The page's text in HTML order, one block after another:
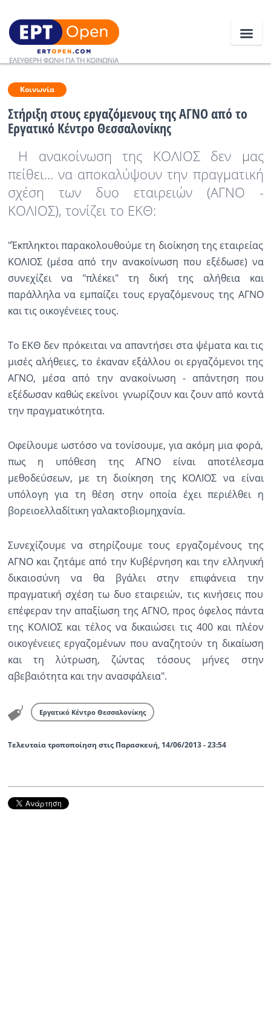
Ειδήσεις
Ελλάδα
Κοινωνία
Πολιτική
Οικονομία
Κόσμος
Ραδιόφωνο LIVE
Εκπομπές
Πολιτισμός
Κοινωνία
Στήριξη στους εργαζόμενους της ΑΓΝΟ από το
Εργατικό Κέντρο Θεσσαλονίκης
Η ανακοίνωση της ΚΟΛΙΟΣ δεν μας
πείθει... να αποκαλύψουν την πραγματική
σχέση των δυο εταιρειών (ΑΓΝΟ -
ΚΟΛΙΟΣ), τονίζει το ΕΚΘ:
"Έκπληκτοι παρακολουθούμε τη διοίκηση της εταιρείας
ΚΟΛΙΟΣ (μέσα από την ανακοίνωση που εξέδωσε) να
συνεχίζει να "πλέκει" τη δική της αλήθεια και
παράλληλα να εμπαίζει τους εργαζόμενους της ΑΓΝΟ
και τις οικογένειες τους.
Το ΕΚΘ δεν πρόκειται να απαντήσει στα ψέματα και τις
μισές αλήθειες, το έκαναν εξάλλου οι εργαζόμενοι της
ΑΓΝΟ, μέσα από την ανακοίνωση - απάντηση που
εξέδωσαν καθώς εκείνοι γνωρίζουν και ζουν από κοντά
την πραγματικότητα.
Οφείλουμε ωστόσο να τονίσουμε, για ακόμη μια φορά,
πως η υπόθεση της ΑΓΝΟ είναι αποτέλεσμα
μεθοδεύσεων, με τη διοίκηση της ΚΟΛΙΟΣ να είναι
υπόλογη για τη θέση στην οποία έχει περιέλθει η
βορειοελλαδίτικη γαλακτοβιομηχανία.
Συνεχίζουμε να στηρίζουμε τους εργαζομένους της
ΑΓΝΟ και ζητάμε από την Κυβέρνηση και την ελληνική
δικαιοσύνη να θα βγάλει στην επιφάνεια την
πραγματική σχέση τω δυο εταιρειών, τις κινήσεις που
επέφεραν την απαξίωση της ΑΓΝΟ, προς όφελος πάντα
της ΚΟΛΙΟΣ και τέλος να δικαιώσει τις 400 και πλέον
οικογένειες εργαζομένων που αναζητούν τη δικαίωση
και τη λύτρωση, ζώντας τόσους μήνες στην
αβεβαιότητα και την ανασφάλεια".
Εργατικό Κέντρο Θεσσαλονίκης
Τελευταία τροποποίηση στις Παρασκευή, 14/06/2013 - 23:54